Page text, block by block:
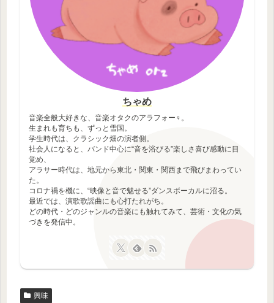
ちゃめ
音楽全般大好きな、音楽オタクのアラフォー♀。
生まれも育ちも、ずっと雪国。
学生時代は、クラシック畑の演者側。
社会人になると、バンド中心に“音を浴びる”楽しさ喜び感動に目
覚め、
アラサー時代は、地元から東北・関東・関西まで飛びまわってい
た。
コロナ禍を機に、“映像と音で魅せる”ダンスボーカルに沼る。
最近では、演歌歌謡曲にも心打たれがち。
どの時代・どのジャンルの音楽にも触れてみて、芸術・文化の気
づきを発信中。
興味